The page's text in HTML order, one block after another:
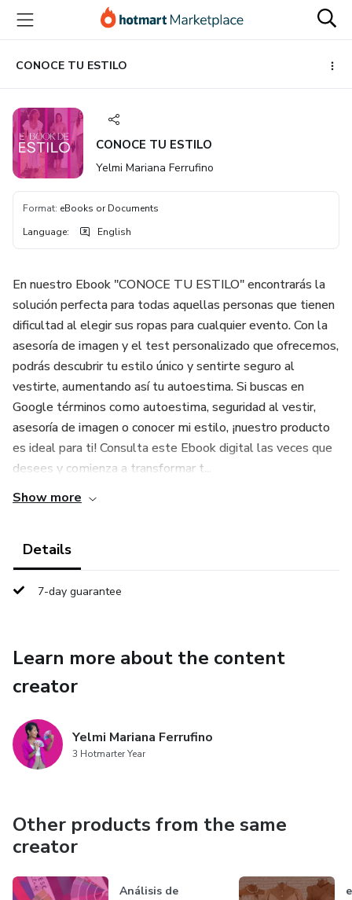
main
content
CONOCE TU ESTILO
CONOCE TU ESTILO
Yelmi Mariana Ferrufino
Format: eBooks or Documents
Language: English
En nuestro Ebook "CONOCE TU ESTILO" encontrarás la
solución perfecta para todas aquellas personas que tienen
dificultad al elegir sus ropas para cualquier evento. Con la
asesoría de imagen y el test personalizado que ofrecemos,
podrás descubrir tu estilo único y sentirte seguro al
vestirte, aumentando así tu autoestima. Si buscas en
Google términos como autoestima, seguridad al vestir,
asesoría de imagen o conocer mi estilo, ¡nuestro producto
es ideal para ti! Consulta este Ebook digital las veces que
desees y comienza a transformar t...
Show more
Details
7-day guarantee
Learn more about the content
creator
Yelmi Mariana Ferrufino
3 Hotmarter Year
Other products from the same
creator
Análisis de